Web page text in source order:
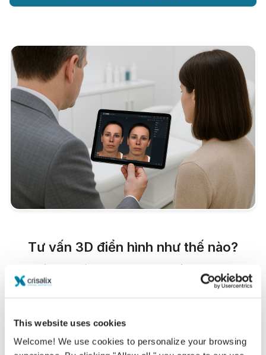
This website uses cookies
Welcome! We use cookies to personalize your browsing
Tư vấn 3D điển hình như thế nào?
"hình ảnh mới" của mình trong khi nhận được tất cả
Tư vấn ngực 3D
Tư vấn khuôn mặt 3D